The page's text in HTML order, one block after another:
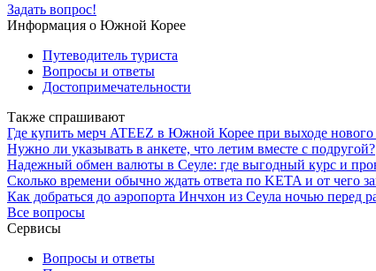
Задать вопрос!
Информация о Южной Корее
Путеводитель туриста
Вопросы и ответы
Достопримечательности
Также спрашивают
Где купить мерч ATEEZ в Южной Корее при выходе нового
Нужно ли указывать в анкете, что летим вместе с подругой?
Надежный обмен валюты в Сеуле: где выгодный курс и
Сколько времени обычно ждать ответа по KETA и от чего
Как добраться до аэропорта Инчхон из Сеула ночью перед
Все вопросы
Сервисы
Вопросы и ответы